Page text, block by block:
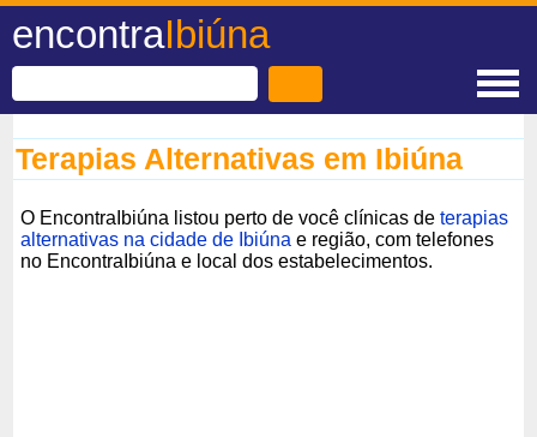
encontraIbiúna
Terapias Alternativas em Ibiúna
O EncontraIbiúna listou perto de você clínicas deterapias
alternativas na cidade de Ibiúna e região, com telefones
no EncontraIbiúna e local dos estabelecimentos.